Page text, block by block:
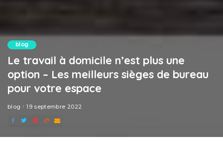
blog
Le travail à domicile n’est plus une
option – Les meilleurs sièges de bureau
pour votre espace
blog 19 septembre 2022